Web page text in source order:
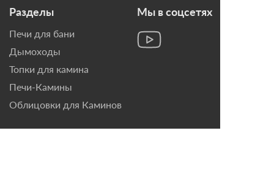
Разделы
Печи для бани
Дымоходы
Топки для камина
Печи-Камины
Облицовки для Каминов
Мы в соцсетях